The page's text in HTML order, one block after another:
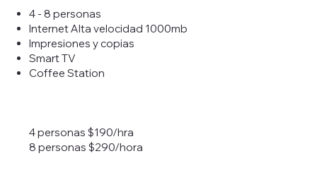
4 - 8 personas
Internet Alta velocidad 1000mb
Impresiones y copias
Smart TV
Coffee Station
4 personas $190/hra
8 personas $290/hora